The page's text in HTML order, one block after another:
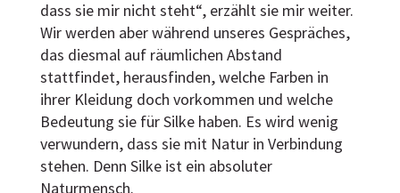
dass sie mir nicht steht“, erzählt sie mir weiter.
Wir werden aber während unseres Gespräches,
das diesmal auf räumlichen Abstand
stattfindet, herausfinden, welche Farben in
ihrer Kleidung doch vorkommen und welche
Bedeutung sie für Silke haben. Es wird wenig
verwundern, dass sie mit Natur in Verbindung
stehen. Denn Silke ist ein absoluter
Naturmensch.